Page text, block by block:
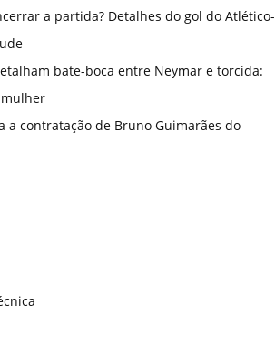
a partida? Detalhes do gol do Atlético-
bate-boca entre Neymar e torcida:
a contratação de Bruno Guimarães do